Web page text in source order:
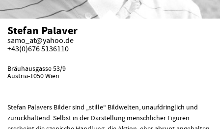
Stefan Palaver
samo_at@yahoo.de
+43(0)676 5136110
Bräuhausgasse 53/9
Austria-1050 Wien
Stefan Palavers Bilder sind „stille“ Bildwelten, unaufdringlich und
zurückhaltend. Selbst in der Darstellung menschlicher Figuren